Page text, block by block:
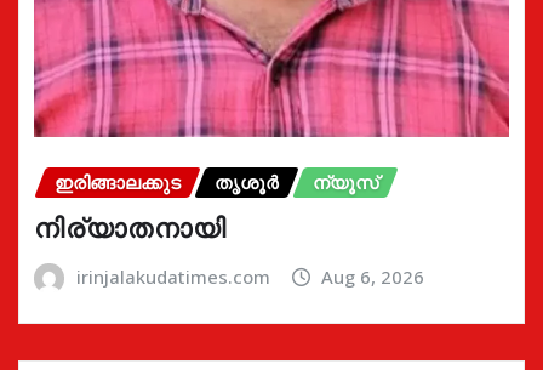
ഇരിങ്ങാലക്കുട തൃശൂർ ന്യൂസ്
നിര്യാതനായി
irinjalakudatimes.com Aug 6, 2026